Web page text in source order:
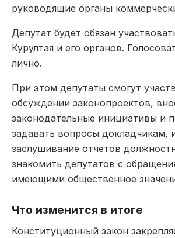
руководящие органы
Депутат будет обязан
Курултая и его органов.
лично.
При этом депутаты смогут
обсуждении законопроектов,
законодательные инициативы и
задавать вопросы докладчикам,
заслушивание отчетов
знакомить депутатов с
имеющими общественное
Что изменится в итоге
Конституционный закон